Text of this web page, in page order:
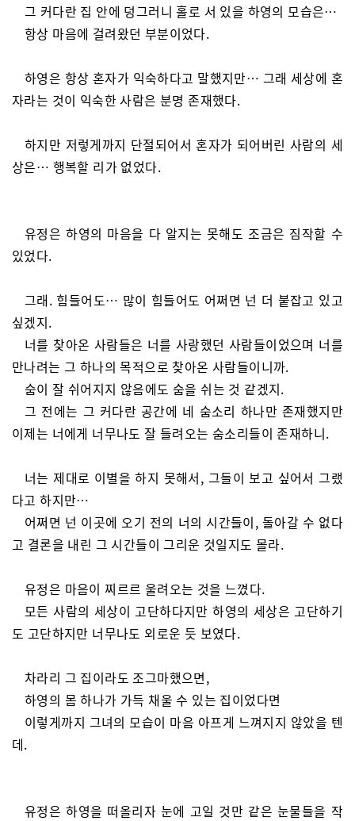
그 커다란 집 안에 덩그러니 홀로 서 있을 하영의 모습은…
항상 마음에 걸려왔던 부분이었다.
하영은 항상 혼자가 익숙하다고 말했지만… 그래 세상에 혼
자라는 것이 익숙한 사람은 분명 존재했다.
하지만 저렇게까지 단절되어서 혼자가 되어버린 사람의 세
상은… 행복할 리가 없었다.
유정은 하영의 마음을 다 알지는 못해도 조금은 짐작할 수
있었다.
그래. 힘들어도… 많이 힘들어도 어쩌면 넌 더 붙잡고 있고
싶겠지.
너를 찾아온 사람들은 너를 사랑했던 사람들이었으며 너를
만나려는 그 하나의 목적으로 찾아온 사람들이니까.
숨이 잘 쉬어지지 않음에도 숨을 쉬는 것 같겠지.
그 전에는 그 커다란 공간에 네 숨소리 하나만 존재했지만
이제는 너에게 너무나도 잘 들려오는 숨소리들이 존재하니.
너는 제대로 이별을 하지 못해서, 그들이 보고 싶어서 그랬
다고 하지만…
어쩌면 넌 이곳에 오기 전의 너의 시간들이, 돌아갈 수 없다
고 결론을 내린 그 시간들이 그리운 것일지도 몰라.
유정은 마음이 찌르르 울려오는 것을 느꼈다.
모든 사람의 세상이 고단하다지만 하영의 세상은 고단하기
도 고단하지만 너무나도 외로운 듯 보였다.
차라리 그 집이라도 조그마했으면,
하영의 몸 하나가 가득 채울 수 있는 집이었다면
이렇게까지 그녀의 모습이 마음 아프게 느껴지지 않았을 텐
데.
유정은 하영을 떠올리자 눈에 고일 것만 같은 눈물들을 작